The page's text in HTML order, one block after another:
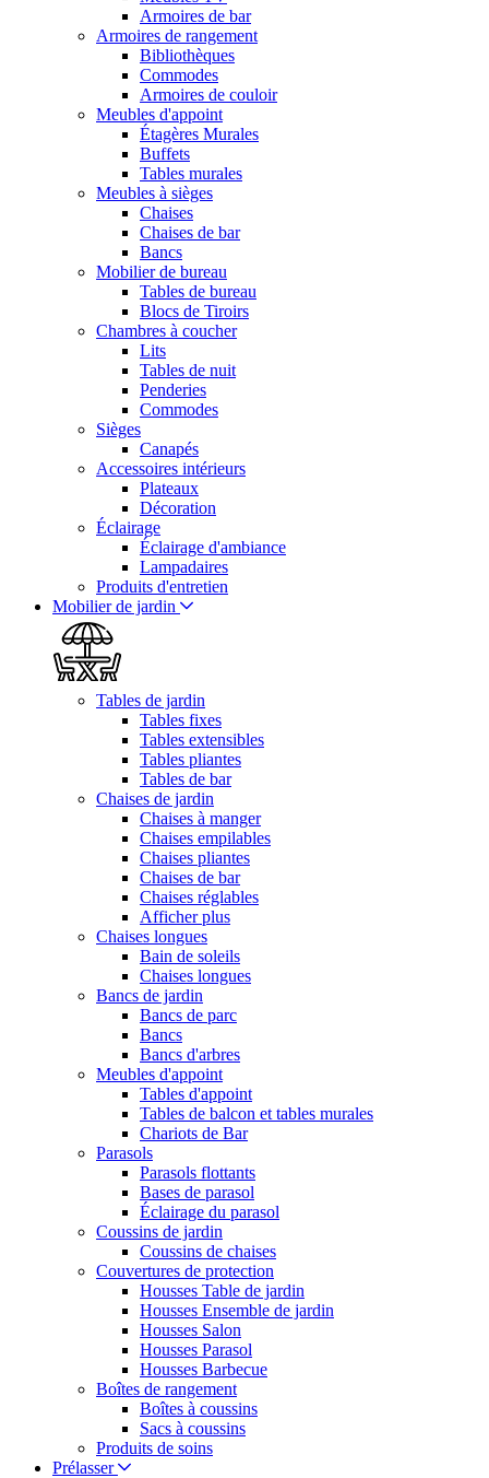
Armoires de bar
Armoires de rangement
Bibliothèques
Commodes
Armoires de couloir
Meubles d'appoint
Étagères Murales
Buffets
Tables murales
Meubles à sièges
Chaises
Chaises de bar
Bancs
Mobilier de bureau
Tables de bureau
Blocs de Tiroirs
Chambres à coucher
Lits
Tables de nuit
Penderies
Commodes
Sièges
Canapés
Accessoires intérieurs
Plateaux
Décoration
Éclairage
Éclairage d'ambiance
Lampadaires
Produits d'entretien
Mobilier de jardin
Tables de jardin
Tables fixes
Tables extensibles
Tables pliantes
Tables de bar
Chaises de jardin
Chaises à manger
Chaises empilables
Chaises pliantes
Chaises de bar
Chaises réglables
Afficher plus
Chaises longues
Bain de soleils
Chaises longues
Bancs de jardin
Bancs de parc
Bancs
Bancs d'arbres
Meubles d'appoint
Tables d'appoint
Tables de balcon et tables murales
Chariots de Bar
Parasols
Parasols flottants
Bases de parasol
Éclairage du parasol
Coussins de jardin
Coussins de chaises
Couvertures de protection
Housses Table de jardin
Housses Ensemble de jardin
Housses Salon
Housses Parasol
Housses Barbecue
Boîtes de rangement
Boîtes à coussins
Sacs à coussins
Produits de soins
Prélasser